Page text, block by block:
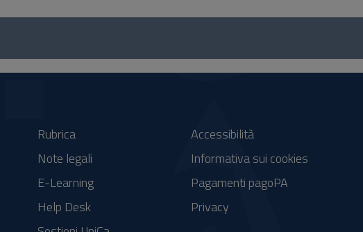
Rubrica
Note legali
E-Learning
Help Desk
Accessibilità
Informativa sui cookies
Pagamenti pagoPA
Privacy